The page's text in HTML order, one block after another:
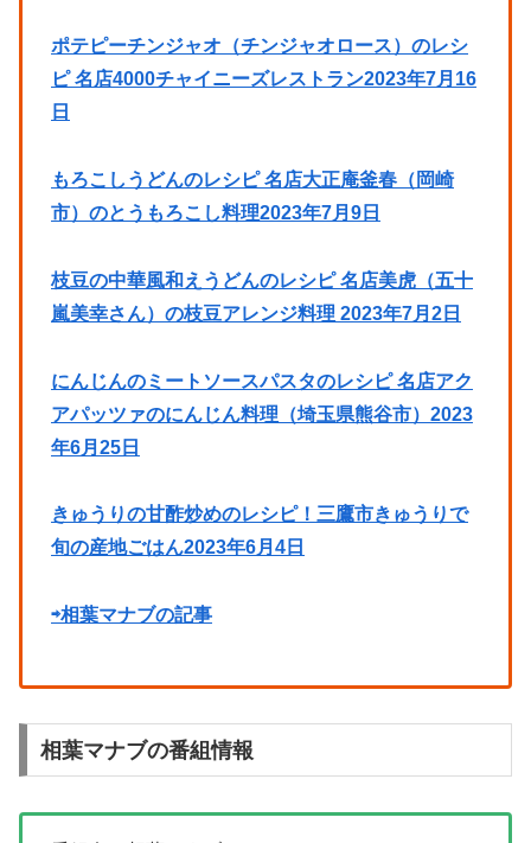
ポテピーチンジャオ（チンジャオロース）のレシ
ピ 名店4000チャイニーズレストラン2023年7月16
日
もろこしうどんのレシピ 名店大正庵釜春（岡崎
市）のとうもろこし料理2023年7月9日
枝豆の中華風和えうどんのレシピ 名店美虎（五十
嵐美幸さん）の枝豆アレンジ料理 2023年7月2日
にんじんのミートソースパスタのレシピ 名店アク
アパッツァのにんじん料理（埼玉県熊谷市）2023
年6月25日
きゅうりの甘酢炒めのレシピ！三鷹市きゅうりで
旬の産地ごはん2023年6月4日
⇨相葉マナブの記事
相葉マナブの番組情報